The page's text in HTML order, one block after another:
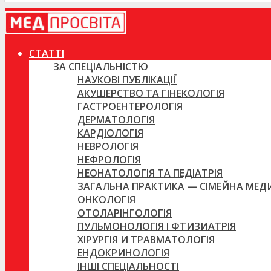
СТАТТІ
ЗА СПЕЦІАЛЬНІСТЮ
НАУКОВІ ПУБЛІКАЦІЇ
АКУШЕРСТВО ТА ГІНЕКОЛОГІЯ
ГАСТРОЕНТЕРОЛОГІЯ
ДЕРМАТОЛОГІЯ
КАРДІОЛОГІЯ
НЕВРОЛОГІЯ
НЕФРОЛОГІЯ
НЕОНАТОЛОГІЯ ТА ПЕДІАТРІЯ
ЗАГАЛЬНА ПРАКТИКА — СІМЕЙНА
ОНКОЛОГІЯ
ОТОЛАРІНГОЛОГІЯ
ПУЛЬМОНОЛОГІЯ І ФТИЗИАТРІЯ
ХІРУРГІЯ И ТРАВМАТОЛОГІЯ
ЕНДОКРИНОЛОГІЯ
ІНШІ СПЕЦІАЛЬНОСТІ